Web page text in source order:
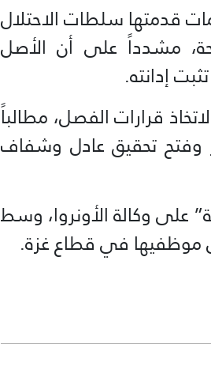
قدمتها سلطات الاحتلال
مشدداً على أن الأصل
إدانته.
قرارات الفصل، مطالباً
وفتح تحقيق عادل وشفاف
على وكالة الأونروا، وسط
موظفيها في قطاع غزة.